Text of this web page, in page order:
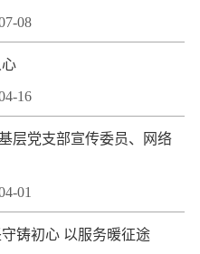
08
16
层党支部宣传委员、网络
01
铸初心 以服务暖征途